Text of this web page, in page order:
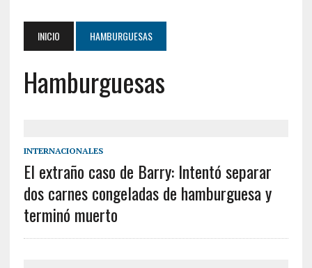
INICIO HAMBURGUESAS
Hamburguesas
INTERNACIONALES
El extraño caso de Barry: Intentó separar
dos carnes congeladas de hamburguesa y
terminó muerto